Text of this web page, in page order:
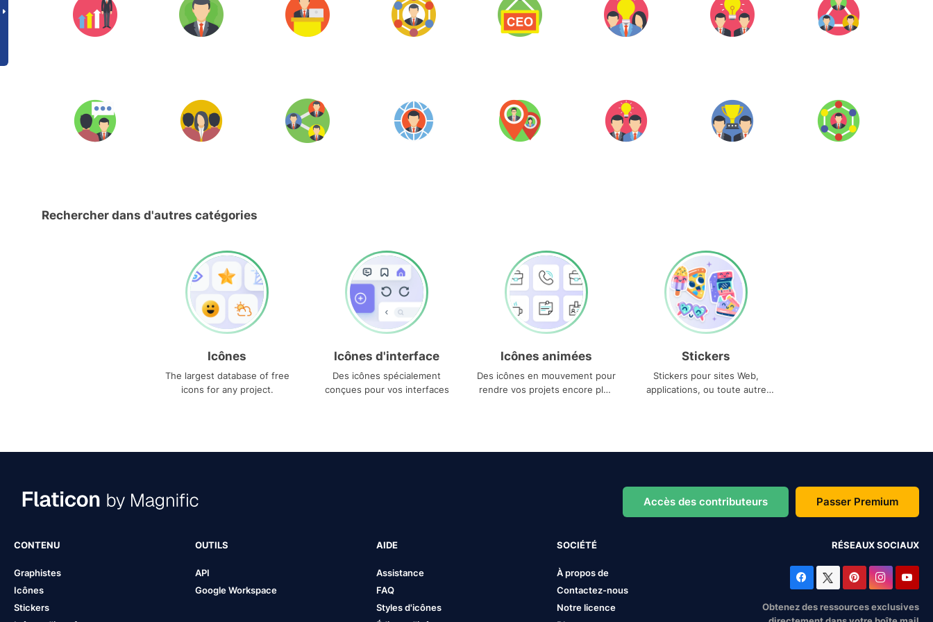
Rechercher dans d'autres catégories
Icônes
The largest database of free
icons for any project.
Icônes d'interface
Des icônes spécialement
conçues pour vos interfaces
Icônes animées
Des icônes en mouvement pour
rendre vos projets encore plus
Stickers
Stickers pour sites Web,
applications, ou toute autre
Accès des contributeurs Passer Premium
CONTENU
Graphistes
Icônes
Stickers
OUTILS
API
Google Workspace
AIDE
Assistance
FAQ
Styles d'icônes
SOCIÉTÉ
À propos de
Contactez-nous
Notre licence
RÉSEAUX SOCIAUX
Obtenez des ressources exclusives